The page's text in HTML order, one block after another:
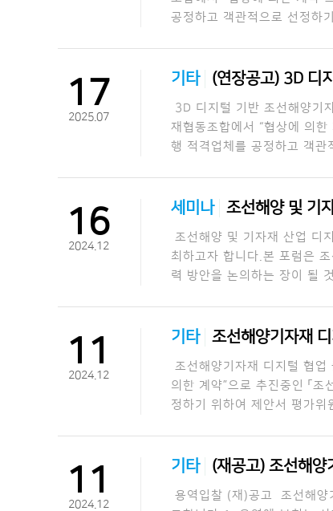
공정하고 객관적으로 선정하
17
2025.07
기타 (연장공고) 3D 디지
3D 디지털 기반 조선해양기
재협동조합에서 “협상에 의한
행 적격업체를 공정하고 객
16
2024.12
세미나 조선해양 및 기
조선해양 및 기자재 산업 디
최하고자 합니다.본 포럼은
력 방안을 논의하는 장이 될
11
2024.12
기타 조선해양기자재
조선해양기자재 디지털 협업
의한 계약”으로 추진중인 「
정하기 위하여 제안서 평가
11
2024.12
기타 (재공고) 조선해양
용역입찰 (재)공고 조선해양